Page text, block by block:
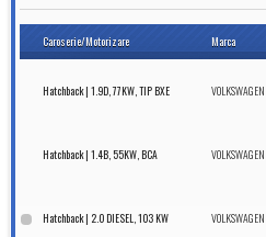
Caroserie/Motorizare Marca
Hatchback | 1.9D, 77KW, TIP BXE VOLKSWAGEN
Hatchback | 1.4B, 55KW, BCA VOLKSWAGEN
Hatchback | 2.0 DIESEL, 103 KW VOLKSWAGEN